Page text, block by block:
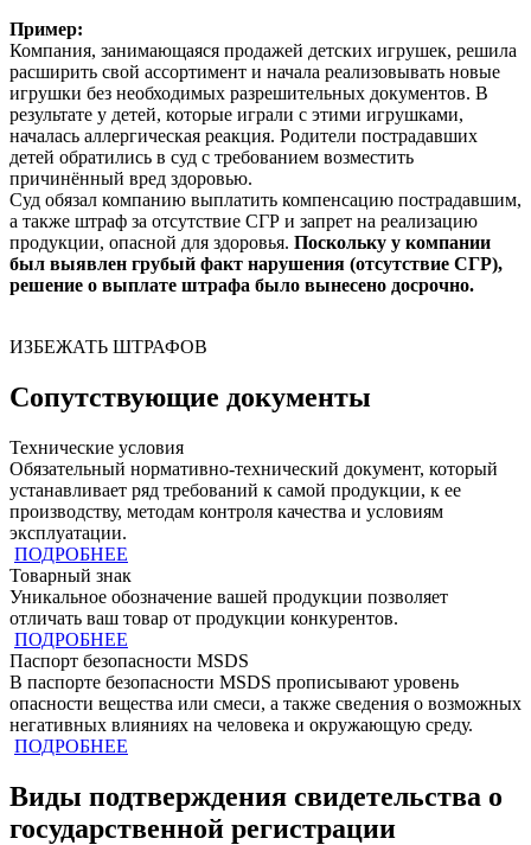
Пример:
Компания, занимающаяся продажей детских игрушек, решила
расширить свой ассортимент и начала реализовывать новые
игрушки без необходимых разрешительных документов. В
результате у детей, которые играли с этими игрушками,
началась аллергическая реакция. Родители пострадавших
детей обратились в суд с требованием возместить
причинённый вред здоровью.
Суд обязал компанию выплатить компенсацию пострадавшим,
а также штраф за отсутствие СГР и запрет на реализацию
продукции, опасной для здоровья. Поскольку у компании
был выявлен грубый факт нарушения (отсутствие СГР),
решение о выплате штрафа было вынесено досрочно.
ИЗБЕЖАТЬ ШТРАФОВ
Сопутствующие документы
Технические условия
Обязательный нормативно-технический документ, который
устанавливает ряд требований к самой продукции, к ее
производству, методам контроля качества и условиям
эксплуатации.
ПОДРОБНЕЕ
Товарный знак
Уникальное обозначение вашей продукции позволяет
отличать ваш товар от продукции конкурентов.
ПОДРОБНЕЕ
Паспорт безопасности MSDS
В паспорте безопасности MSDS прописывают уровень
опасности вещества или смеси, а также сведения о возможных
негативных влияниях на человека и окружающую среду.
ПОДРОБНЕЕ
Виды подтверждения свидетельства о
государственной регистрации